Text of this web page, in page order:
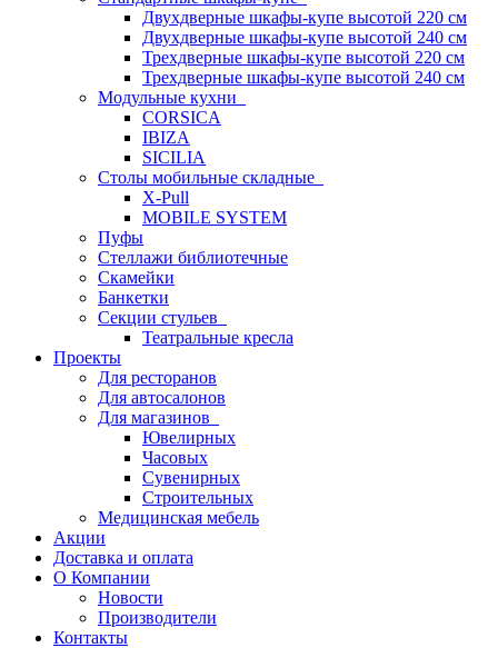
Двухдверные шкафы-купе высотой 220 см
Двухдверные шкафы-купе высотой 240 см
Трехдверные шкафы-купе высотой 220 см
Трехдверные шкафы-купе высотой 240 см
Модульные кухни
CORSICA
IBIZA
SICILIA
Столы мобильные складные
X-Pull
MOBILE SYSTEM
Пуфы
Стеллажи библиотечные
Скамейки
Банкетки
Секции стульев
Театральные кресла
Проекты
Для ресторанов
Для автосалонов
Для магазинов
Ювелирных
Часовых
Сувенирных
Строительных
Медицинская мебель
Акции
Доставка и оплата
О Компании
Новости
Производители
Контакты